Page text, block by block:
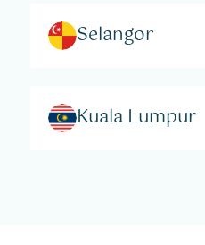
Selangor
Kuala Lumpur